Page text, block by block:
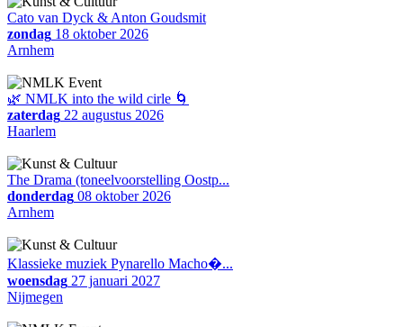
Cato van Dyck & Anton Goudsmit
zondag 18 oktober 2026
Arnhem
🌿 NMLK into the wild cirle 🌀
zaterdag 22 augustus 2026
Haarlem
The Drama (toneelvoorstelling Oostp...
donderdag 08 oktober 2026
Arnhem
Klassieke muziek Pynarello Macho�...
woensdag 27 januari 2027
Nijmegen